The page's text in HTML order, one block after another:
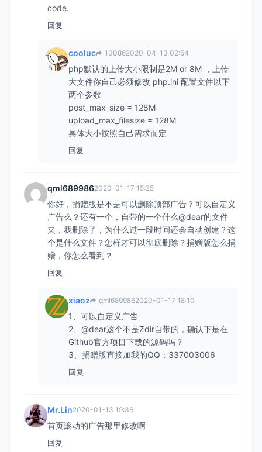
code.
回复
cooluc 100862020-04-13 02:54
php默认的上传大小限制是2M or 8M ，上传
大文件你自己必须修改 php.ini 配置文件以下
两个参数
post_max_size = 128M
upload_max_filesize = 128M
具体大小按照自己需求而定
回复
qml6899862020-01-17 15:25
你好，捐赠版是不是可以删除顶部广告？可以自定义
广告么？还有一个，自带的一个什么@dear的文件
夹，我删除了，为什么过一段时间还会自动创建？这
个是什么文件？怎样才可以彻底删除？捐赠版怎么捐
赠，你怎么看到？
回复
xiaoz qml6899862020-01-17 18:10
1、可以自定义广告
2、@dear这个不是Zdir自带的，确认下是在
Github官方项目下载的源码吗？
3、捐赠版直接加我的QQ：337003006
回复
Mr.Lin2020-01-13 19:36
首页滚动的广告那里修改啊
回复